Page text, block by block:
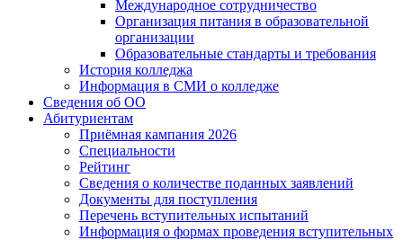
Международное сотрудничество
Организация питания в образовательной
организации
Образовательные стандарты и требования
История колледжа
Информация в СМИ о колледже
Сведения об ОО
Абитуриентам
Приёмная кампания 2026
Специальности
Рейтинг
Сведения о количестве поданных заявлений
Документы для поступления
Перечень вступительных испытаний
Информация о формах проведения вступительных